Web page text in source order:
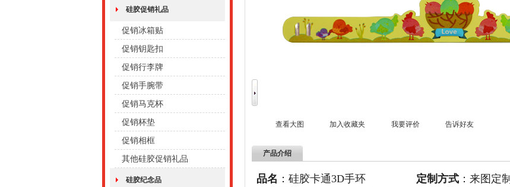
硅胶促销礼品
促销冰箱贴
促销钥匙扣
促销行李牌
促销手腕带
促销马克杯
促销杯垫
促销相框
其他硅胶促销礼品
硅胶纪念品
查看大图 加入收藏夹 我要评价 告诉好友
产品介绍
品名 ：硅胶卡通3D手环 定制方式 ： 来图定制